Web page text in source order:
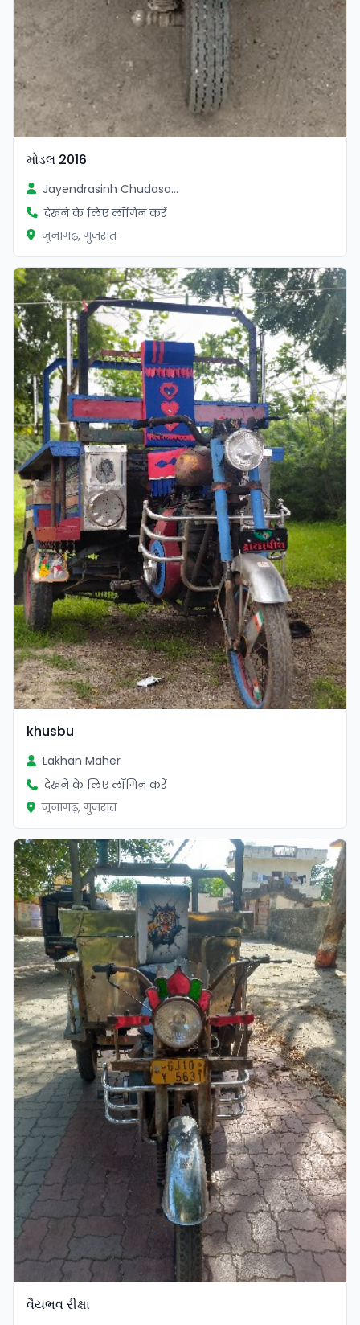
મોડલ 2016
Jayendrasinh Chudasama
देखने के लिए लॉगिन करें
जूनागढ़, गुजरात
khusbu
Lakhan Maher
देखने के लिए लॉगिन करें
जूनागढ़, गुजरात
વૈયભવ રીક્ષા